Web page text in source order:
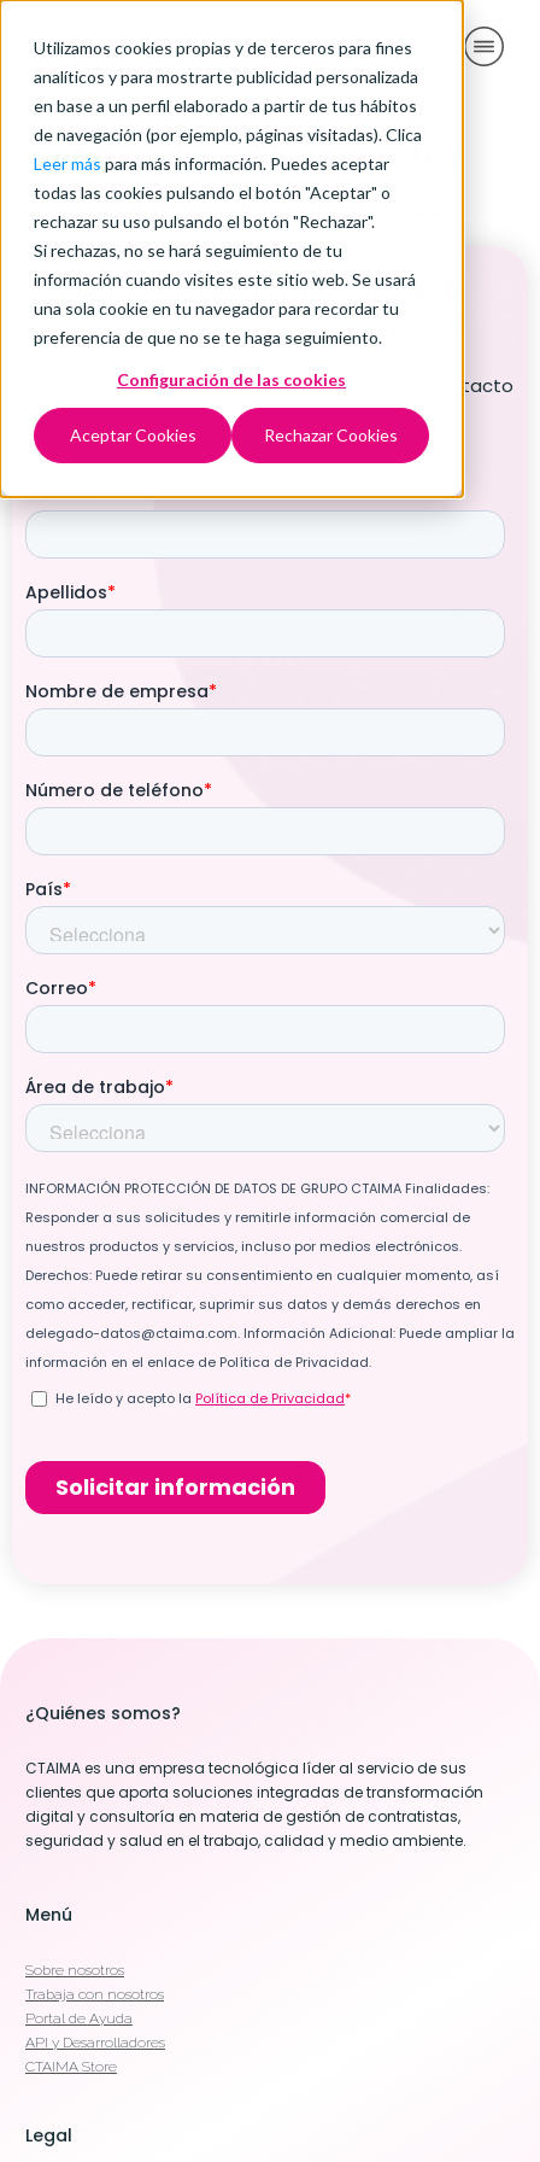
Utilizamos cookies propias y de terceros para fines
analíticos y para mostrarte publicidad personalizada
en base a un perfil elaborado a partir de tus hábitos
de navegación (por ejemplo, páginas visitadas). Clica
Leer más para más información. Puedes aceptar
todas las cookies pulsando el botón "Aceptar" o
rechazar su uso pulsando el botón "Rechazar".
Si rechazas, no se hará seguimiento de tu
información cuando visites este sitio web. Se usará
una sola cookie en tu navegador para recordar tu
preferencia de que no se te haga seguimiento.
Configuración de las cookies
Aceptar Cookies Rechazar Cookies
Más de3.500 clientes
confían en nosotros
¿Quieres saber cómoCTAIMA
puede ayudar a tu empresa?
Rellena este formulario y nos pondremos en contacto
contigo
¿Quiénes somos?
CTAIMA es una empresa tecnológica líder al servicio de sus
clientes que aporta soluciones integradas de transformación
digital y consultoría en materia de gestión de contratistas,
seguridad y salud en el trabajo, calidad y medio ambiente.
Menú
Sobre nosotros
Trabaja con nosotros
Portal de Ayuda
API y Desarrolladores
CTAIMA Store
Legal